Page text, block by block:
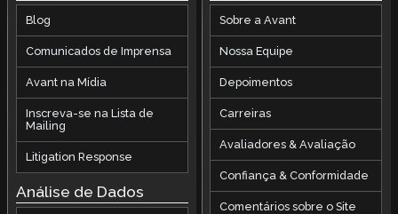
Blog
Comunicados de Imprensa
Avant na Mídia
Inscreva-se na Lista de
Mailing
Litigation Response
Análise de Dados
Sobre a Avant
Nossa Equipe
Depoimentos
Carreiras
Avaliadores & Avaliação
Confiança & Conformidade
Comentários sobre o Site